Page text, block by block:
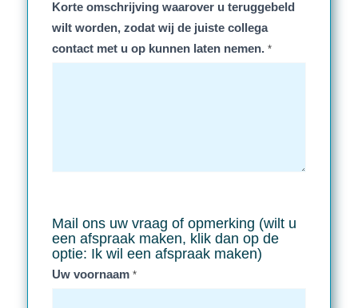
Korte omschrijving waarover u teruggebeld
wilt worden, zodat wij de juiste collega
contact met u op kunnen laten nemen. *
Mail ons uw vraag of opmerking (wilt u
een afspraak maken, klik dan op de
optie: Ik wil een afspraak maken)
Uw voornaam *